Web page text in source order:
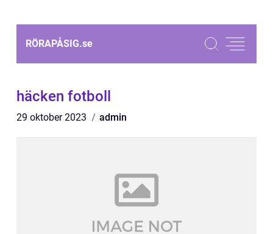
RÖRAPÅSIG.se
häcken fotboll
29 oktober 2023 admin